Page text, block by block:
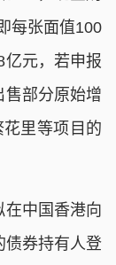
每张面值100
亿元，若申报
售部分原始增
里等项目的
中国香港向
债券持有人登